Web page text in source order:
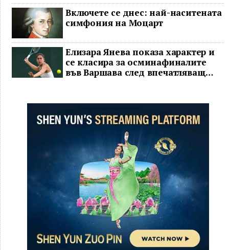
Включете се днес: най-наситената
симфония на Моцарт
Елизара Янева показа характер и
се класира за осминафиналите
във Варшава след впечатляващ